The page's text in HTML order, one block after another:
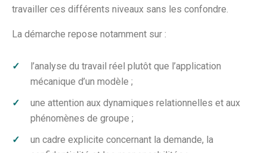
travailler ces différents niveaux sans les confondre.
La démarche repose notamment sur :
l’analyse du travail réel plutôt que l’application
mécanique d’un modèle ;
une attention aux dynamiques relationnelles et aux
phénomènes de groupe ;
un cadre explicite concernant la demande, la